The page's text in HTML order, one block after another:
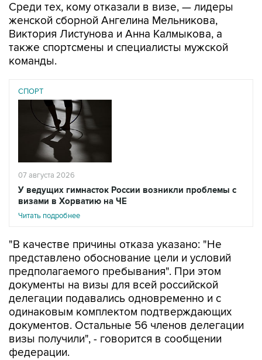
Среди тех, кому отказали в визе, — лидеры
женской сборной Ангелина Мельникова,
Виктория Листунова и Анна Калмыкова, а
также спортсмены и специалисты мужской
команды.
СПОРТ
07 августа 2026
У ведущих гимнасток России возникли проблемы с
визами в Хорватию на ЧЕ
Читать подробнее
"В качестве причины отказа указано: "Не
представлено обоснование цели и условий
предполагаемого пребывания". При этом
документы на визы для всей российской
делегации подавались одновременно и с
одинаковым комплектом подтверждающих
документов. Остальные 56 членов делегации
визы получили", - говорится в сообщении
федерации.